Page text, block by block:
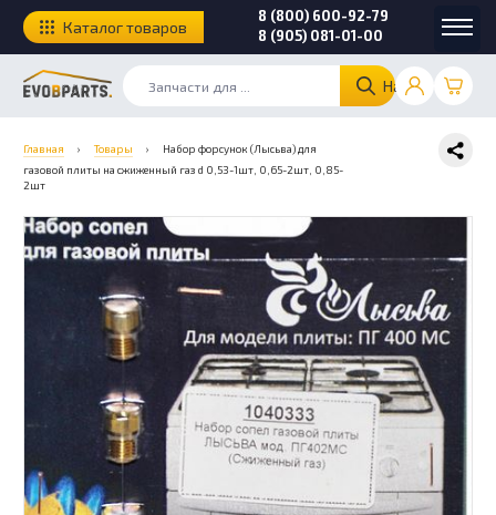
Найти
8 (800) 600-92-79
8 (905) 081-01-00
Каталог товаров
Главная › Товары ›
Набор форсунок (Лысьва) для
газовой плиты на сжиженный газ d 0,53-1шт, 0,65-2шт, 0,85-
2шт